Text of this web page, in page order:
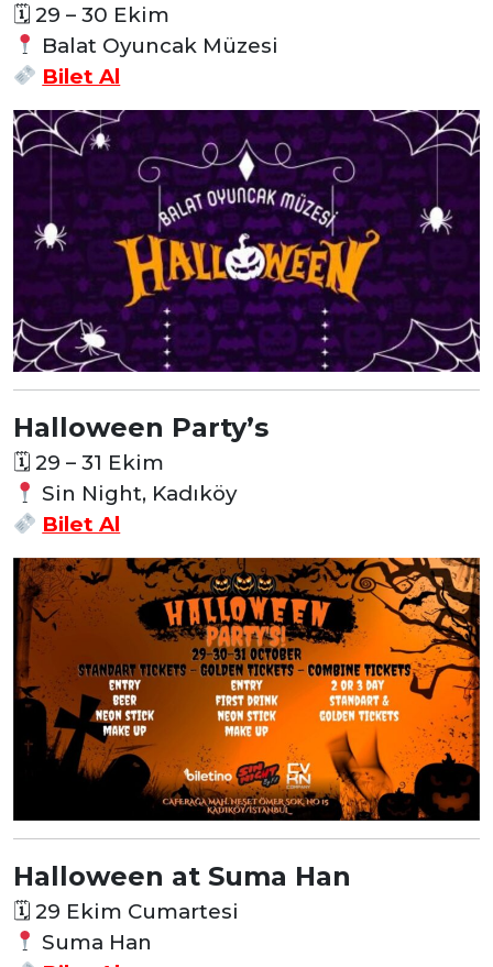
🗓 29 – 30 Ekim
Balat Oyuncak Müzesi
Bilet Al
Halloween Party’s
🗓 29 – 31 Ekim
Sin Night, Kadıköy
Bilet Al
Halloween at Suma Han
🗓 29 Ekim Cumartesi
Suma Han